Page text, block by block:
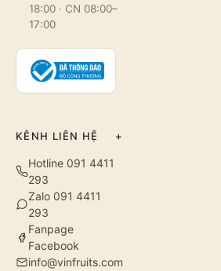
18:00 · CN 08:00–
17:00
KÊNH LIÊN HỆ +
Hotline 091 4411
293
Zalo 091 4411
293
Fanpage
Facebook
info@vinfruits.com